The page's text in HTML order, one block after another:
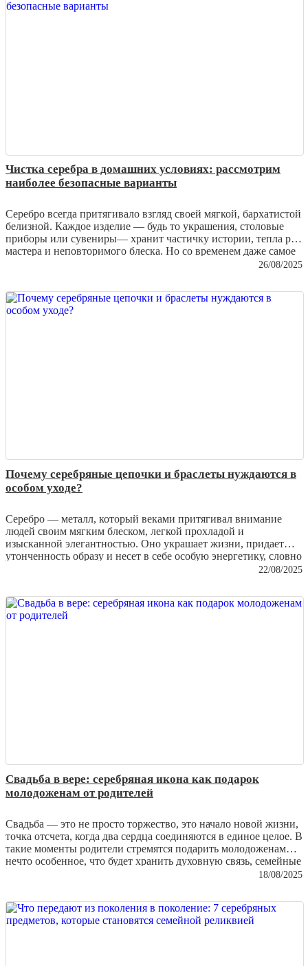
Чистка серебра в домашних условиях: рассмотрим
наиболее безопасные варианты
Серебро всегда притягивало взгляд своей мягкой, бархатистой
белизной. Каждое изделие — будь то украшения, столовые
приборы или сувениры— хранит частичку истории, тепла рук
мастера и неповторимого блеска. Но со временем даже самое
качественное серебро тускнеет, покрывается налетом и теряет
чистка, которую можно проводить дома. Важно лишь
выбирать безопасные методы, чтобы не повредить хрупкую
поверхность и сохранить ценность изделия.
26/08/2025
Почему серебряные цепочки и браслеты нуждаются в
особом уходе?
Серебро — металл, который веками притягивал внимание
людей своим мягким блеском, легкой прохладой и
изысканной элегантностью. Оно украшает жизни, придает
утонченность образу и несет в себе особую энергетику, словно
капля лунного света, застывшая в виде ювелирного изделия.
В этой статье мы расскажем, почему серебряные цепочки и
браслеты нуждаются в особом уходе и как сохранить их
22/08/2025
Свадьба в вере: серебряная икона как подарок
молодоженам от родителей
Свадьба — это не просто торжество, это начало новой жизни,
точка отсчета, когда два сердца соединяются в единое целое. В
такие моменты родители стремятся подарить молодоженам
нечто особенное, что будет хранить духовную связь, семейные
традиции и благословение. Среди множества подарков
металл в настоящее произведение искусства.
18/08/2025